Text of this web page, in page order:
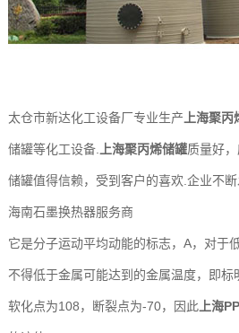
太仓市新达化工设备厂专业生产 上海聚
储罐等化工设备. 上海聚丙烯储罐质量好
储罐值得信赖，受到客户的喜欢.企业不
海南石墨换热器服务商
它是分子运动平均动能的标志，A，对于
不得低于金属可能达到的金属温度，即标
软化点为108，断裂点为-70，因此上海